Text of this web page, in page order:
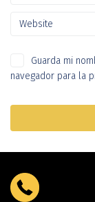
Guarda mi
navegador para la